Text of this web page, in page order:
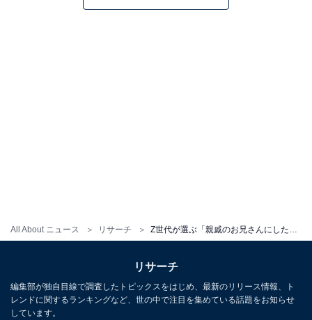
All About ニュース リサーチ
リサーチ
編集部が独自目線で調査したトピックスをはじめ、最新のリリース情報、ト
レンドに関するランキングなど、世の中で注目を集めている話題をお知らせ
しています。